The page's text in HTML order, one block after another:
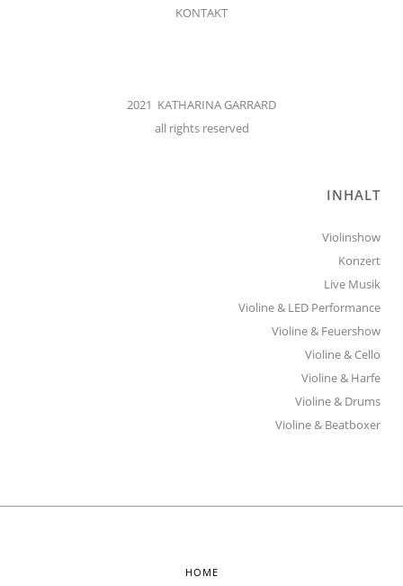
KONTAKT
2021 KATHARINA GARRARD
all rights reserved
INHALT
Violinshow
Konzert
Live Musik
Violine & LED Performance
Violine & Feuershow
Violine & Cello
Violine & Harfe
Violine & Drums
Violine & Beatboxer
HOME